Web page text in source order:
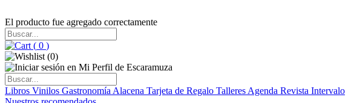
El producto fue agregado correctamente
( 0 )
(0)
Libros Vinilos Gastronomía Alacena Tarjeta de Regalo Talleres Agenda Revista Intervalo